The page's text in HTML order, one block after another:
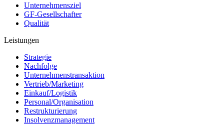
Unternehmensziel
GF-Gesellschafter
Qualität
Leistungen
Strategie
Nachfolge
Unternehmenstransaktion
Vertrieb/Marketing
Einkauf/Logistik
Personal/Organisation
Restrukturierung
Insolvenzmanagement